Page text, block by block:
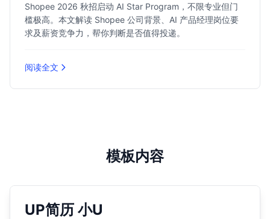
Shopee 2026 秋招启动 AI Star Program，不限专业但门
槛极高。本文解读 Shopee 公司背景、AI 产品经理岗位要
求及薪资竞争力，帮你判断是否值得投递。
阅读全文
模板内容
UP简历 小U